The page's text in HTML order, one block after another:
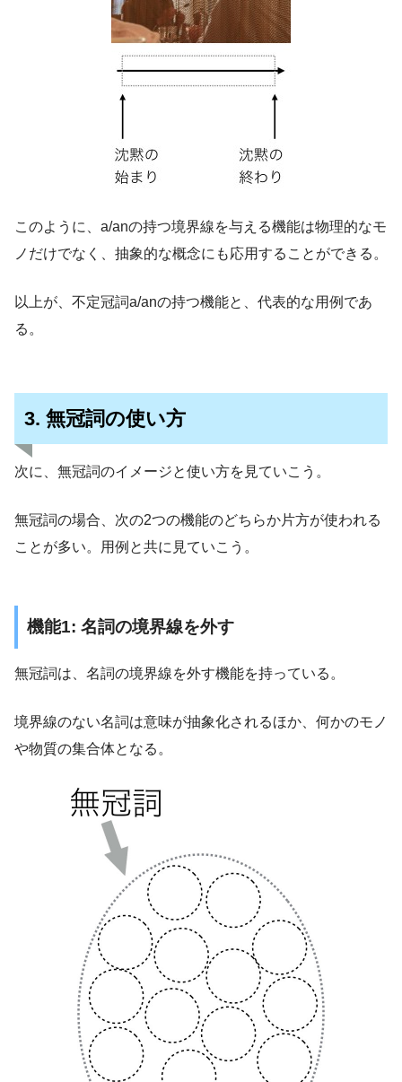
このように、a/anの持つ境界線を与える機能は物理的なモ
ノだけでなく、抽象的な概念にも応用することができる。
以上が、不定冠詞a/anの持つ機能と、代表的な用例であ
る。
3. 無冠詞の使い方
次に、無冠詞のイメージと使い方を見ていこう。
無冠詞の場合、次の2つの機能のどちらか片方が使われる
ことが多い。用例と共に見ていこう。
機能1: 名詞の境界線を外す
無冠詞は、名詞の境界線を外す機能を持っている。
境界線のない名詞は意味が抽象化されるほか、何かのモノ
や物質の集合体となる。